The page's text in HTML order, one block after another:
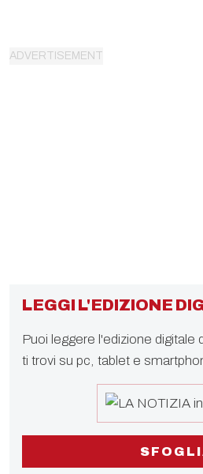
LEGGI L'EDIZIONE
Puoi leggere l'edizione digitale
ti trovi su pc, tablet e